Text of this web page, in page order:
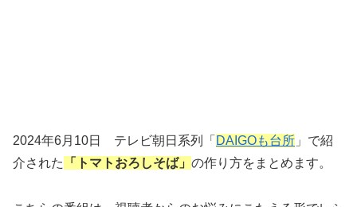
2024年6月10日 テレビ朝日系列「 DAIGOも台所 」で紹
介された
「トマトおろしそば」 の作り方をまとめます。